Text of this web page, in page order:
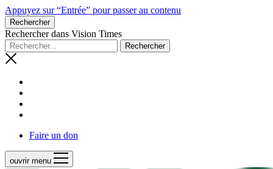
Appuyez sur “Entrée” pour passer au contenu
Rechercher
Rechercher dans Vision Times
Faire un don
ouvrir menu